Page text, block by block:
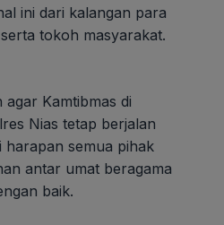
ini dari kalangan para
tokoh masyarakat.
agar Kamtibmas di
Nias tetap berjalan
harapan semua pihak
antar umat beragama
baik.